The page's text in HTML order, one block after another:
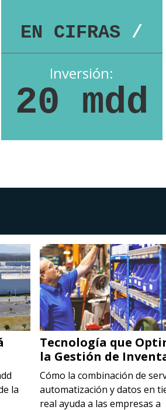
EN CIFRAS /
Inversión:
20 mdd
la
Tecnología que
la Gestión de
Cómo la combinación de
automatización y datos en
real ayuda a las empresas a